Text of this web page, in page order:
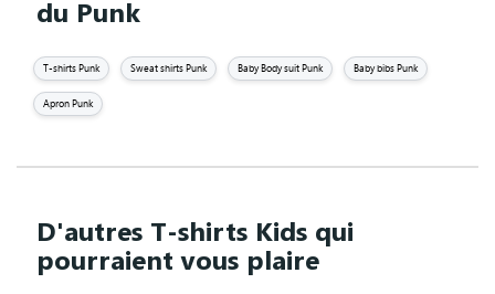
du Punk
T-shirts Punk Sweat shirts Punk Baby Body suit Punk Baby bibs Punk
Apron Punk
D'autres T-shirts Kids qui
pourraient vous plaire